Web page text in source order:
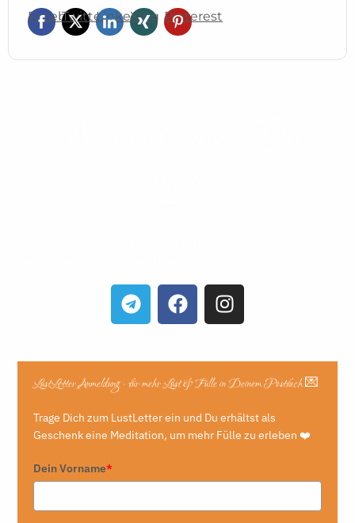
Facebook
TwitterLinkedIn
Xing Pinterest
LustLetter Anmeldung - für mehr Lust & Fülle in Deinem Postfach 💌
Trage Dich zum LustLetter ein und Du erhältst als
Geschenk eine Meditation, um mehr Fülle zu erleben ❤️
Dein Vorname*